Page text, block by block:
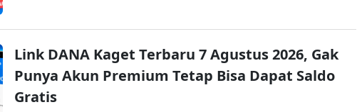
Link DANA Kaget Terbaru 7 Agustus 2026, Gak
Punya Akun Premium Tetap Bisa Dapat Saldo
Gratis